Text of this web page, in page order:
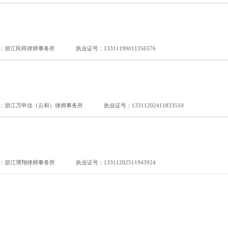
浙江民晖律师事务所 执业证号：13311199011356576
浙江万申佳（云和）律师事务所 执业证号：13311202411833510
浙江博翔律师事务所 执业证号：13311202511943924